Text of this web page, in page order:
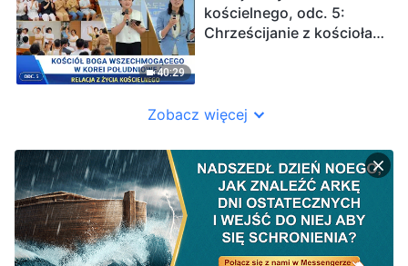
40:29
kościelnego, odc. 5:
Chrześcijanie z kościoła
prawdy można
wyborów
Zobacz więcej